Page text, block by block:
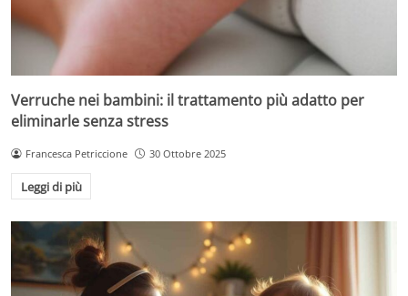
Verruche nei bambini: il trattamento più adatto per
eliminarle senza stress
Francesca Petriccione 30 Ottobre 2025
Leggi di più